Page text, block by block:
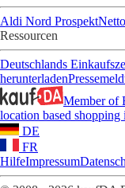
Aldi Nord Prospekt
Ressourcen
Deutschlands
herunterladen
Member of
location based shopping
DE
FR
HilfeImpressum